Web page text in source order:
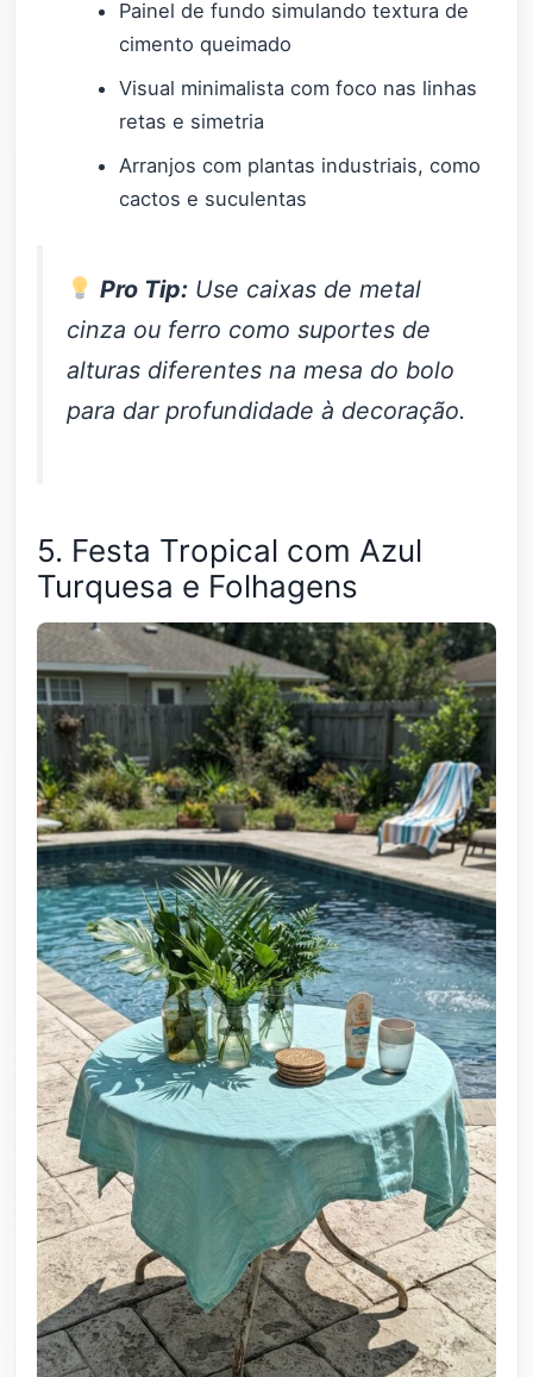
Painel de fundo simulando textura de
cimento queimado
Visual minimalista com foco nas linhas
retas e simetria
Arranjos com plantas industriais, como
cactos e suculentas
Pro Tip:Use caixas de metal
cinza ou ferro como suportes de
alturas diferentes na mesa do bolo
para dar profundidade à decoração.
5. Festa Tropical com Azul
Turquesa e Folhagens